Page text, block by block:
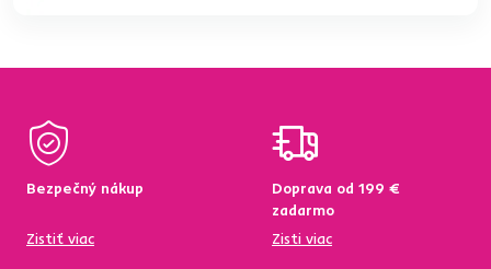
Bezpečný nákup
Zistiť viac
Doprava od 199 €
zadarmo
Zisti viac